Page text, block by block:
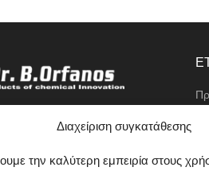
Διαχείριση συγκατάθεσης
την καλύτερη εμπειρία στους
Θεσσαλονίκης/ Κιλκίς,